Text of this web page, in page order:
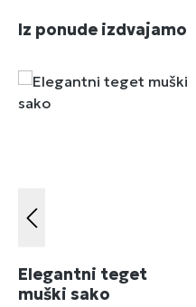
Preskoči galeriju proizvoda
Iz ponude izdvajamo
Elegantni teget
muški sako